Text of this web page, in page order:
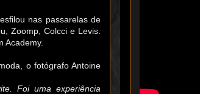
nas passarelas de
Zoomp, Colcci e Levis.
Academy.
o fotógrafo Antoine
Foi uma experiência